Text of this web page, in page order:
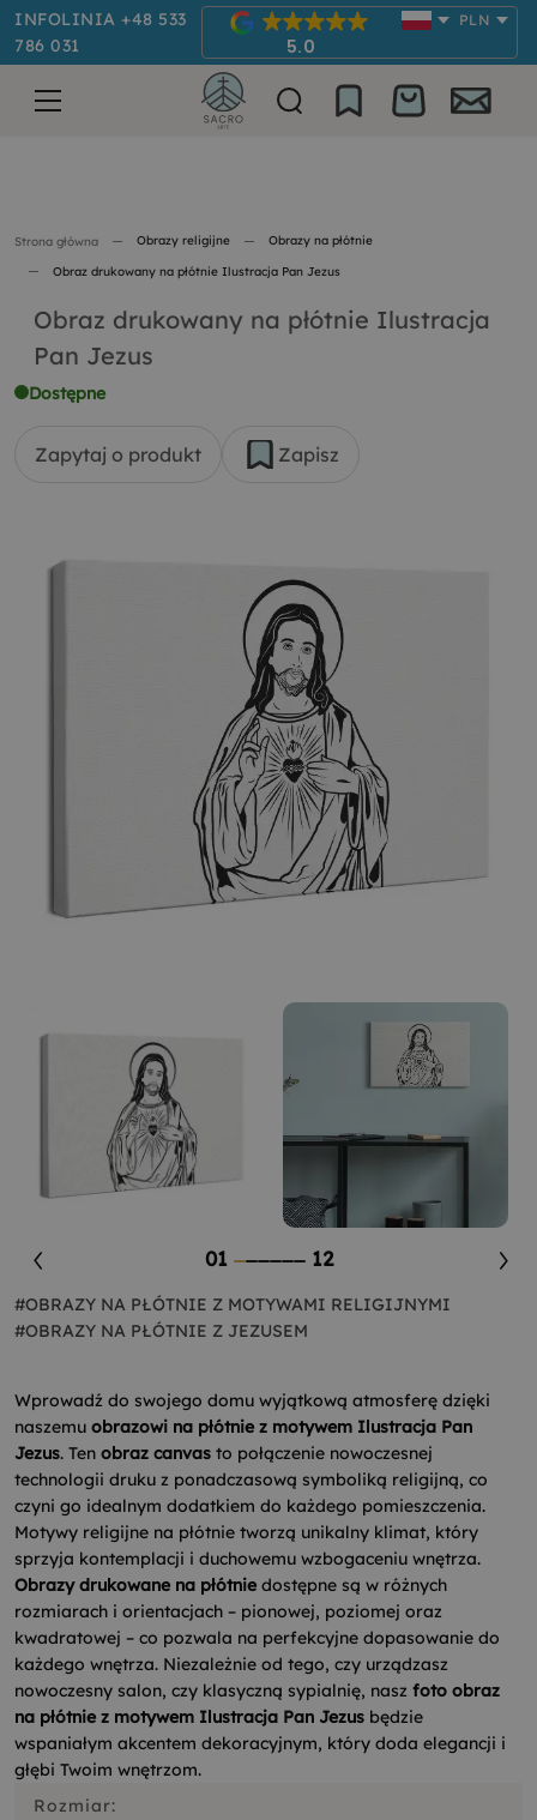
INFOLINIA +48 533
786 031
5.0
PLN
Strona główna Obrazy religijne Obrazy na płótnie
Obraz drukowany na płótnie Ilustracja Pan Jezus
Obraz drukowany na płótnie Ilustracja
Pan Jezus
Dostępne
Zapytaj o produkt Zapisz
01 12
#OBRAZY NA PŁÓTNIE Z MOTYWAMI RELIGIJNYMI
#OBRAZY NA PŁÓTNIE Z JEZUSEM
Wprowadź do swojego domu wyjątkową atmosferę dzięki
naszemu obrazowi na płótnie z motywem Ilustracja Pan
Jezus. Ten obraz canvas to połączenie nowoczesnej
technologii druku z ponadczasową symboliką religijną, co
czyni go idealnym dodatkiem do każdego pomieszczenia.
Motywy religijne na płótnie tworzą unikalny klimat, który
sprzyja kontemplacji i duchowemu wzbogaceniu wnętrza.
Obrazy drukowane na płótnie dostępne są w różnych
rozmiarach i orientacjach – pionowej, poziomej oraz
kwadratowej – co pozwala na perfekcyjne dopasowanie do
każdego wnętrza. Niezależnie od tego, czy urządzasz
nowoczesny salon, czy klasyczną sypialnię, nasz foto obraz
na płótnie z motywem Ilustracja Pan Jezus będzie
wspaniałym akcentem dekoracyjnym, który doda elegancji i
głębi Twoim wnętrzom.
Rozmiar: